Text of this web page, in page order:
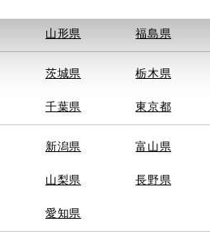
山形県 福島県
茨城県 栃木県
千葉県 東京都
新潟県 富山県
山梨県 長野県
愛知県